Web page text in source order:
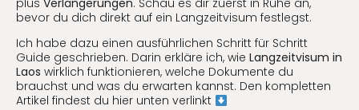
bevor du dich direkt auf ein Langzeitvisum festlegst.
Ich habe dazu einen ausführlichen Schritt für Schritt
Guide geschrieben. Darin erkläre ich, wie Langzeitvisum in
Laos wirklich funktionieren, welche Dokumente du
brauchst und was du erwarten kannst. Den kompletten
Artikel findest du hier unten verlinkt